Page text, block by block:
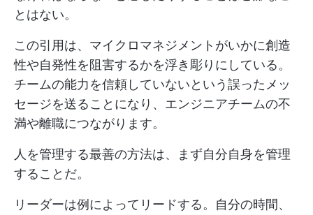
とはない。
この引用は、マイクロマネジメントがいかに創造
性や自発性を阻害するかを浮き彫りにしている。
チームの能力を信頼していないという誤ったメッ
セージを送ることになり、エンジニアチームの不
満や離職につながります。
人を管理する最善の方法は、まず自分自身を管理
することだ。
リーダーは例によってリードする。自分の時間、